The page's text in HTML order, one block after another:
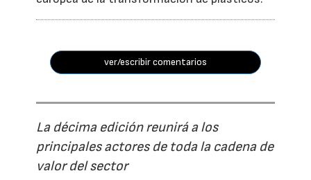
ver/escribir comentarios
La décima edición reunirá a los
principales actores de toda la cadena de
valor del sector